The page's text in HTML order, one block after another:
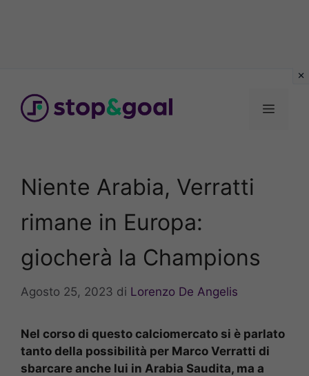
contenuto
Menu
Niente Arabia, Verratti
rimane in Europa:
giocherà la Champions
Agosto 25, 2023 di Lorenzo De Angelis
Nel corso di questo calciomercato si è parlato
tanto della possibilità per Marco Verratti di
sbarcare anche lui in Arabia Saudita, ma a